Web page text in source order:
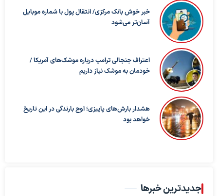
خبر خوش بانک مرکزی/ انتقال پول با شماره موبایل
آسان‌تر می‌شود
اعتراف جنجالی ترامپ درباره موشک‌های آمریکا /
خودمان به موشک نیاز داریم
هشدار بارش‌های پاییزی؛ اوج بارندگی در این تاریخ
خواهد بود
جدیدترین خبرها